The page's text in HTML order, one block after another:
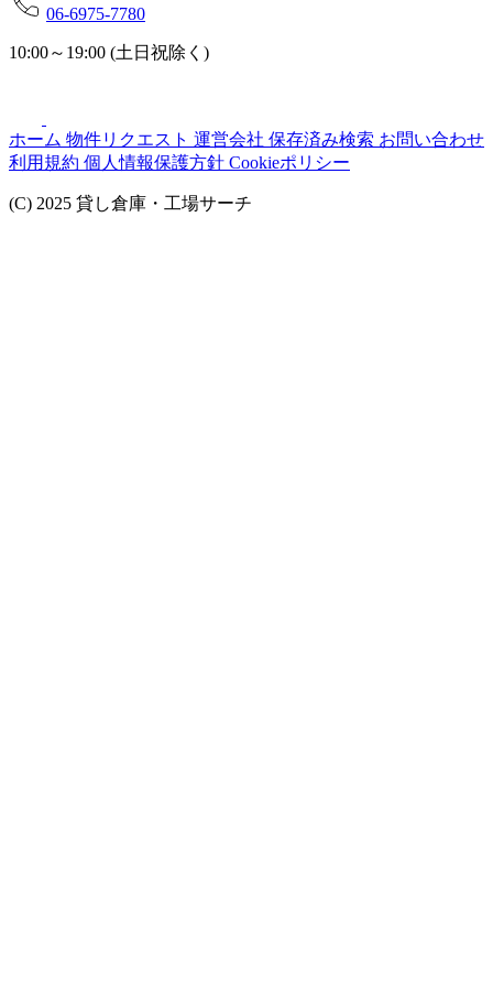
06-6975-7780
10:00～19:00 (土日祝除く)
ホーム 物件リクエスト 運営会社 保存済み検索 お問い合わせ
利用規約 個人情報保護方針 Cookieポリシー
(C) 2025 貸し倉庫・工場サーチ